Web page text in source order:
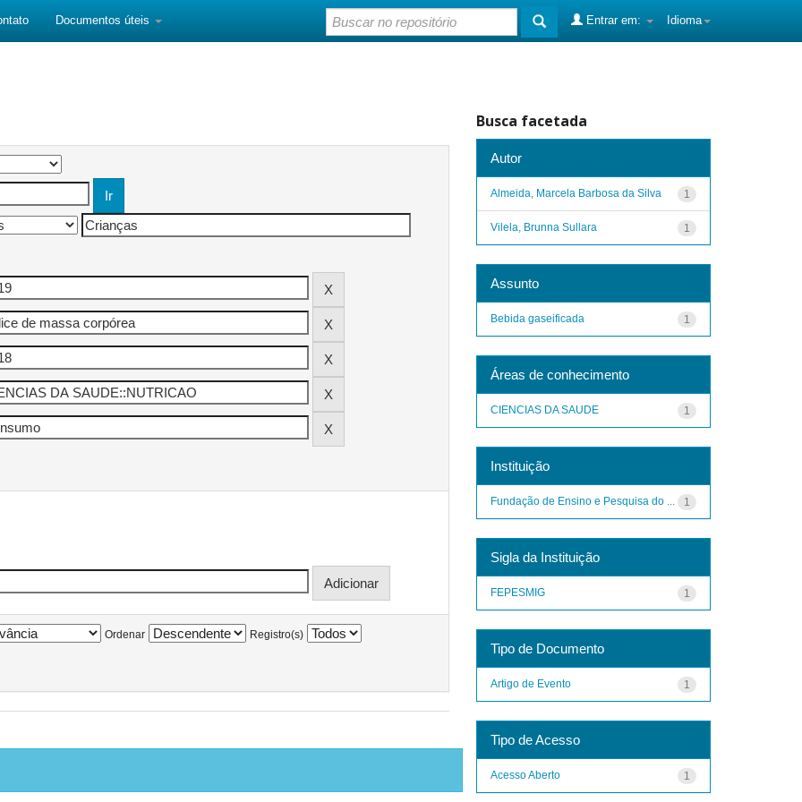
Documentos úteis Idioma
Entrar em:
Ordenar Registro(s)
Busca facetada
Autor
1
Almeida, Marcela Barbosa da Silva
1
Vilela, Brunna Sullara
Assunto
1
Bebida gaseificada
Áreas de conhecimento
1
CIENCIAS DA SAUDE
Instituição
1
Fundação de Ensino e Pesquisa do ...
Sigla da Instituição
1
FEPESMIG
Tipo de Documento
1
Artigo de Evento
Tipo de Acesso
1
Acesso Aberto